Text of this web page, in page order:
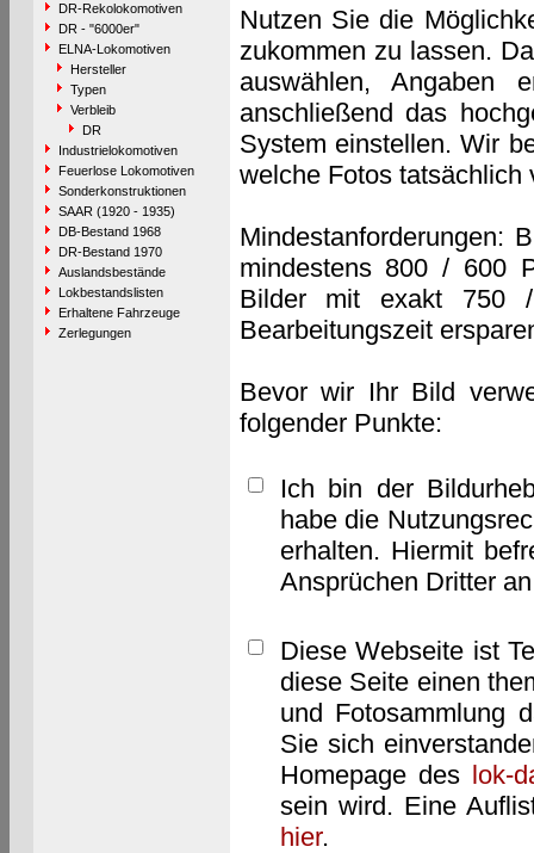
DR-Rekolokomotiven
DR - "6000er"
ELNA-Lokomotiven
Hersteller
Typen
Verbleib
DR
Industrielokomotiven
Feuerlose Lokomotiven
Sonderkonstruktionen
SAAR (1920 - 1935)
DB-Bestand 1968
DR-Bestand 1970
Auslandsbestände
Lokbestandslisten
Erhaltene Fahrzeuge
Zerlegungen
Nutzen Sie die
zukommen zu lassen.
auswählen, Angaben
anschließend das
System einstellen. Wir
welche Fotos tatsächlich
Mindestanforderungen:
mindestens 800 / 600
Bilder mit exakt 750
Bearbeitungszeit
Bevor wir Ihr Bild
folgender Punkte:
Ich bin der
habe die
erhalten. Hiermit
Ansprüchen Dritter
Diese Webseite ist
diese Seite einen
und Fotosammlung
Sie sich
Homepage des lok-
sein wird. Eine
hier.